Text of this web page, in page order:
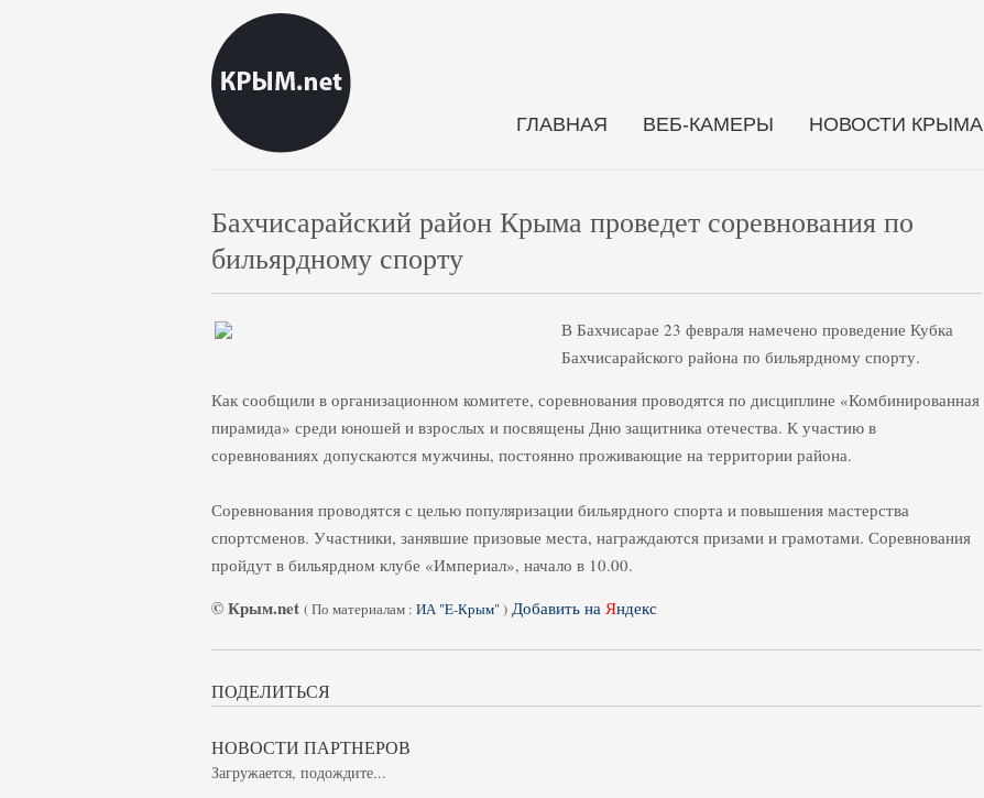
ГЛАВНАЯ ВЕБ-КАМЕРЫ НОВОСТИ КРЫМА
Бахчисарайский район Крыма проведет соревнования по
бильярдному спорту
В Бахчисарае 23 февраля намечено проведение Кубка
Бахчисарайского района по бильярдному спорту.
Как сообщили в организационном комитете, соревнования проводятся по дисциплине «Комбинированная
пирамида» среди юношей и взрослых и посвящены Дню защитника отечества. К участию в
соревнованиях допускаются мужчины, постоянно проживающие на территории района.
Соревнования проводятся с целью популяризации бильярдного спорта и повышения мастерства
спортсменов. Участники, занявшие призовые места, награждаются призами и грамотами. Соревнования
пройдут в бильярдном клубе «Империал», начало в 10.00.
© Крым.net (По материалам : ИА "E-Крым") Добавить на Яндекс
ПОДЕЛИТЬСЯ
НОВОСТИ ПАРТНЕРОВ
Загружается, подождите...